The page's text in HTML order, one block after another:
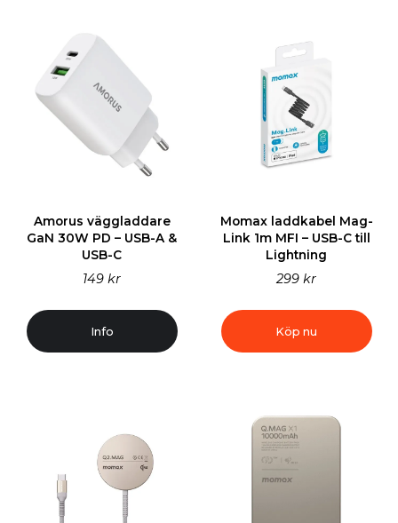
Amorus väggladdare
GaN 30W PD – USB-A &
USB-C
149 kr
Info
Momax laddkabel Mag-
Link 1m MFI – USB-C till
Lightning
299 kr
Köp nu